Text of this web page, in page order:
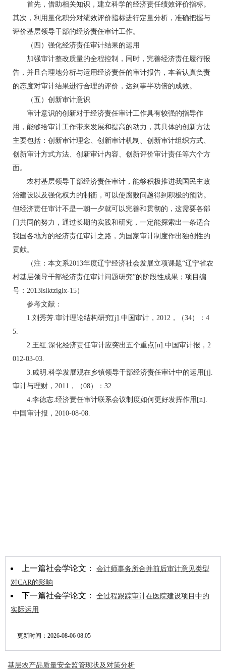
首先，借助相关知识，建立科学的经济责任绩效评价指标。
其次，利用量化积分对绩效评价指标进行定量分析，准确把握与
评价基层领导干部的经济责任审计工作。
（四）强化经济责任审计结果的运用
加强审计整改质量的全程控制，同时，完善经济责任履行报
告，并且合理地分析与运用经济责任的审计报告，本着认真负责
的态度对审计结果进行合理的评价，达到事半功倍的成效。
（五）创新审计意识
审计意识的创新对于经济责任审计工作具有较强的指导作
用，能够给审计工作带来发展和提高的动力，其具体的创新方法
主要包括：创新审计理念、创新审计机制、创新审计组织方式、
创新审计方式方法、创新审计内容、创新评价审计责任等六个方
面。
农村基层领导干部经济责任审计，能够积极推进我国民主政
治建设以及强化权力的制衡，可以使腐败问题得到积极的预防。
但经济责任审计不是一朝一夕就可以完善和贯彻的，这需要各部
门共同的努力，通过长期的实践和研究，一定能探索出一条适合
我国各地方的经济责任审计之路，为国家审计制度作出独创性的
贡献。
（注：本文系2013年度辽宁经济社会发展立项课题“辽宁省农
村基层领导干部经济责任审计问题研究”的阶段性成果；项目编
号：2013lslktziglx-15）
参考文献：
1.刘秀芳.审计理论结构研究[j].中国审计，2012，（34）：4
5.
2.王红.深化经济责任审计应突出五个重点[n].中国审计报，2
012-03-03.
3.戚明.科学发展观在乡镇领导干部经济责任审计中的运用[j].
审计与理财，2011，（08）：32.
4.李德志.经济责任审计联系会议制度如何更好发挥作用[n].
中国审计报，2010-08-08.
上一篇社会学论文： 会计师事务所合并前后审计意见类型
对CAR的影响
下一篇社会学论文： 全过程跟踪审计在医院建设项目中的
实际运用
更新时间： 2026-08-06 08:05
基层农产品质量安全监管现状及对策分析